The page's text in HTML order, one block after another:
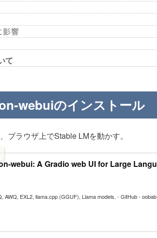
響
て
webuiのインストール
ブラウザ上でStable LMを動かす。
webui: A Gradio web UI for Large Langu
EXL2, llama.cpp (GGUF), Llama models. - GitHub - oobab